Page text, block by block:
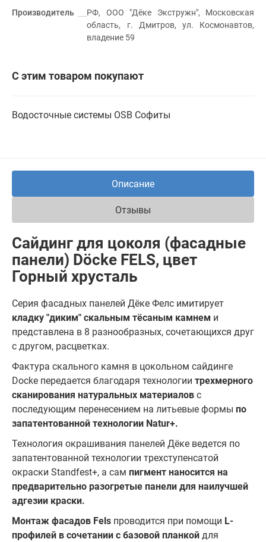
Производитель
РФ, ООО "Дёке Экстружн", Московская
область, г. Дмитров, ул. Космонавтов,
владение 59
С этим товаром покупают
Водосточные системы OSB Софиты
Описание
Отзывы
Сайдинг для цоколя (фасадные
панели) Döcke FELS, цвет
Горный хрусталь
Серия фасадных панелей Дёке Фелс имитирует
кладку "диким" скальным тёсаным камнем и
представлена в 8 разнообразных, сочетающихся друг
с другом, расцветках.
Фактура скального камня в цокольном сайдинге
Docke передается благодаря технологии трехмерного
сканирования натуральных материалов с
последующим перенесением на литьевые формы по
запатентованной технологии Natur+.
Технология окрашивания панелей Дёке ведется по
запатентованной технологии трехступенсатой
окраски Standfest+, а сам пигмент наносится на
предварительно разогретые панели для наилучшей
адгезии краски.
Монтаж фасадов Fels проводится при помощи L-
профилей в сочетании с базовой планкой для